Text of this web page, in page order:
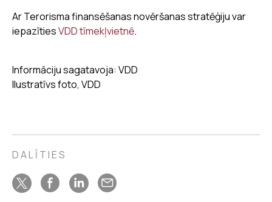
Ar Terorisma finansēšanas novēršanas stratēģiju var
iepazītiesVDD tīmekļvietnē.
Informāciju sagatavoja: VDD
Ilustratīvs foto, VDD
DALĪTIES